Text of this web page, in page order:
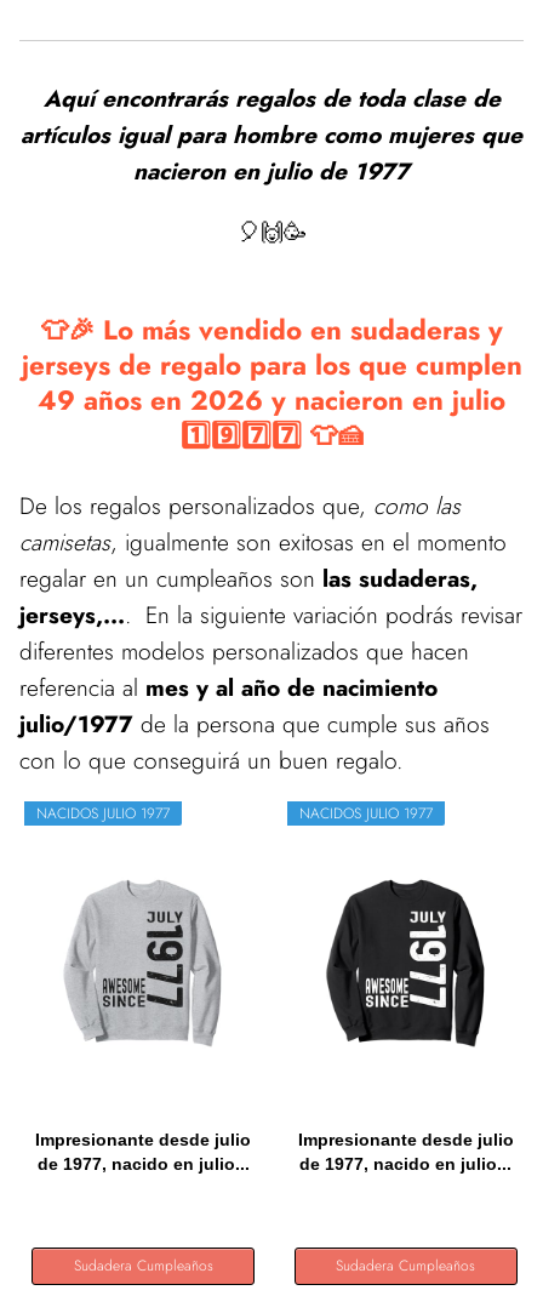
Aquí encontrarás regalos de toda clase de
artículos igual para hombre como mujeres que
nacieron en julio de 1977
🎈🙌🥳
👕🎉 Lo más vendido en sudaderas y
jerseys de regalo para los que cumplen
49 años en 2026 y nacieron en julio
1️⃣9️⃣7️⃣7️⃣ 👕🍰
De los regalos personalizados que, como las
camisetas, igualmente son exitosas en el momento
regalar en un cumpleaños son las sudaderas,
jerseys,.... En la siguiente variación podrás revisar
diferentes modelos personalizados que hacen
referencia al mes y al año de nacimiento
julio/1977 de la persona que cumple sus años
con lo que conseguirá un buen regalo.
NACIDOS JULIO 1977
Impresionante desde julio
de 1977, nacido en julio...
Sudadera Cumpleaños
NACIDOS JULIO 1977
Impresionante desde julio
de 1977, nacido en julio...
Sudadera Cumpleaños